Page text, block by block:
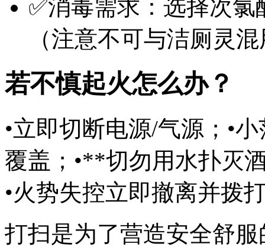
✅消毒需求：选择次
（注意不可与洁厕灵
若不慎起火怎么办？
•立即切断电源/气源；•
覆盖；•**切勿用水扑灭
•火势失控立即撤离并拨
打扫是为了营造安全舒